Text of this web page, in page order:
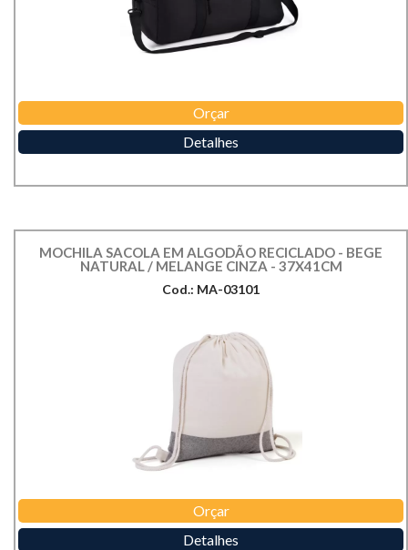
Orçar
Detalhes
MOCHILA SACOLA EM ALGODÃO RECICLADO - BEGE
NATURAL / MELANGE CINZA - 37X41CM
Cod.: MA-03101
Orçar
Detalhes